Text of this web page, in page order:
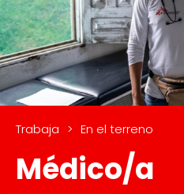
Trabaja > En el terreno
Médico/a